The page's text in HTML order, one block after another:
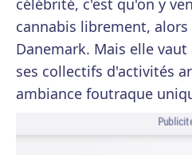
célébrité, c'est qu'on y
cannabis librement,
Danemark. Mais elle
ses collectifs d'activités
ambiance foutraque